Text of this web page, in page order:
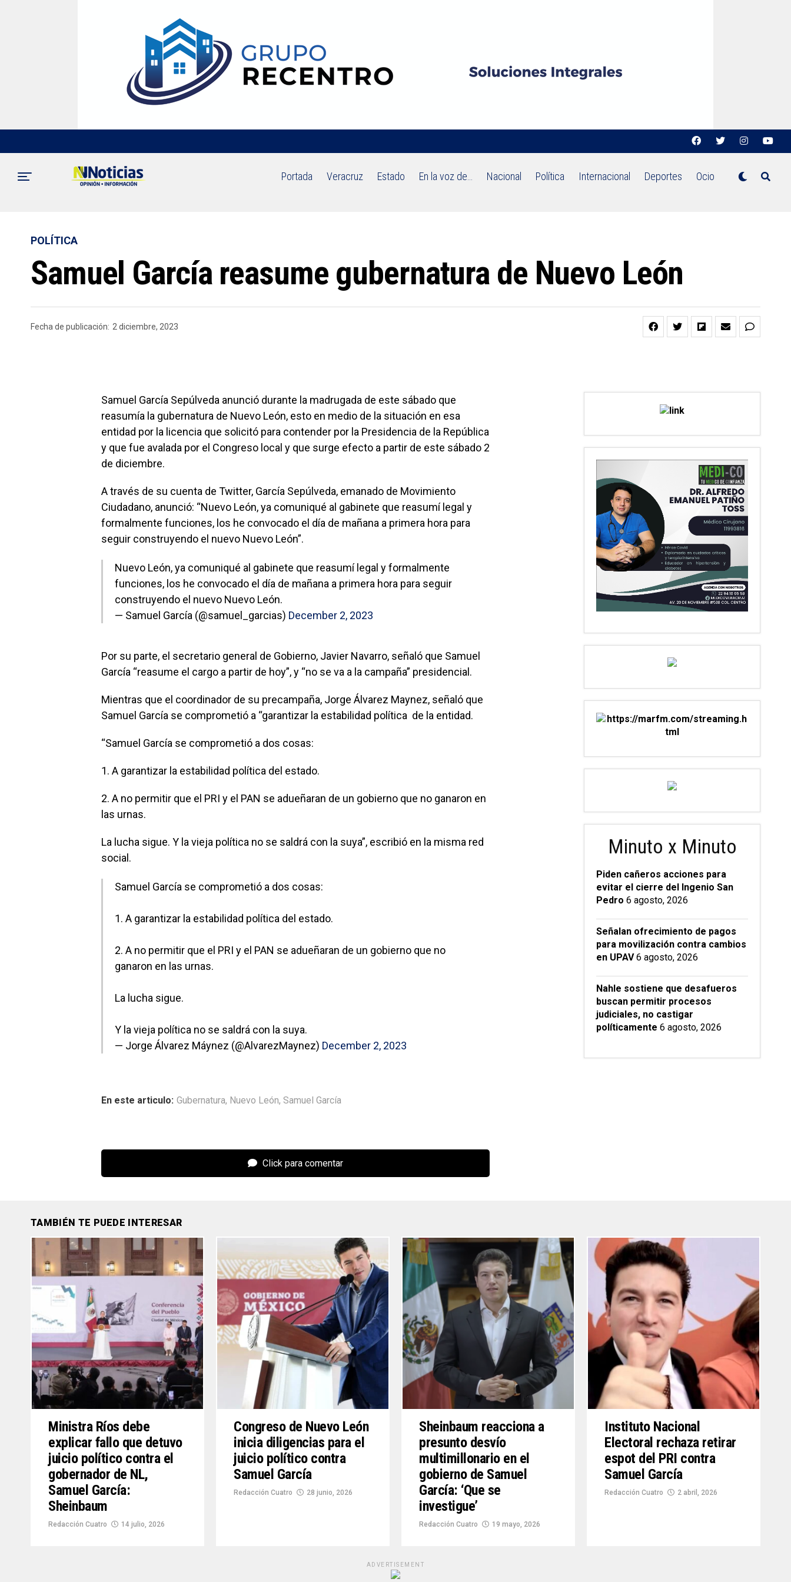
Portada Veracruz Estado En la voz de… Nacional Política Internacional Deportes Ocio
POLÍTICA
Samuel García reasume gubernatura de Nuevo León
Fecha de publicación: 2 diciembre, 2023
Samuel García Sepúlveda anunció durante la madrugada de este sábado que
reasumía la gubernatura de Nuevo León, esto en medio de la situación en esa
entidad por la licencia que solicitó para contender por la Presidencia de la República
y que fue avalada por el Congreso local y que surge efecto a partir de este sábado 2
de diciembre.
A través de su cuenta de Twitter, García Sepúlveda, emanado de Movimiento
Ciudadano, anunció: “Nuevo León, ya comuniqué al gabinete que reasumí legal y
formalmente funciones, los he convocado el día de mañana a primera hora para
seguir construyendo el nuevo Nuevo León”.
Nuevo León, ya comuniqué al gabinete que reasumí legal y formalmente
funciones, los he convocado el día de mañana a primera hora para seguir
construyendo el nuevo Nuevo León.
— Samuel García (@samuel_garcias) December 2, 2023
Por su parte, el secretario general de Gobierno, Javier Navarro, señaló que Samuel
García “reasume el cargo a partir de hoy”, y “no se va a la campaña” presidencial.
Mientras que el coordinador de su precampaña, Jorge Álvarez Maynez, señaló que
Samuel García se comprometió a “garantizar la estabilidad política de la entidad.
“Samuel García se comprometió a dos cosas:
1. A garantizar la estabilidad política del estado.
2. A no permitir que el PRI y el PAN se adueñaran de un gobierno que no ganaron en
las urnas.
La lucha sigue. Y la vieja política no se saldrá con la suya”, escribió en la misma red
social.
Samuel García se comprometió a dos cosas:
1. A garantizar la estabilidad política del estado.
2. A no permitir que el PRI y el PAN se adueñaran de un gobierno que no
ganaron en las urnas.
La lucha sigue.
Y la vieja política no se saldrá con la suya.
— Jorge Álvarez Máynez (@AlvarezMaynez) December 2, 2023
En este articulo: Gubernatura, Nuevo León, Samuel García
Click para comentar
Minuto x Minuto
Piden cañeros acciones para
evitar el cierre del Ingenio San
Pedro 6 agosto, 2026
Señalan ofrecimiento de pagos
para movilización contra cambios
en UPAV 6 agosto, 2026
Nahle sostiene que desafueros
buscan permitir procesos
judiciales, no castigar
políticamente 6 agosto, 2026
TAMBIÉN TE PUEDE INTERESAR
Ministra Ríos debe
explicar fallo que detuvo
juicio político contra el
gobernador de NL,
Samuel García:
Sheinbaum
Redacción Cuatro 14 julio, 2026
Congreso de Nuevo León
inicia diligencias para el
juicio político contra
Samuel García
Redacción Cuatro 28 junio, 2026
Sheinbaum reacciona a
presunto desvío
multimillonario en el
gobierno de Samuel
García: ‘Que se
investigue’
Redacción Cuatro 19 mayo, 2026
Instituto Nacional
Electoral rechaza retirar
espot del PRI contra
Samuel García
Redacción Cuatro 2 abril, 2026
ADVERTISEMENT